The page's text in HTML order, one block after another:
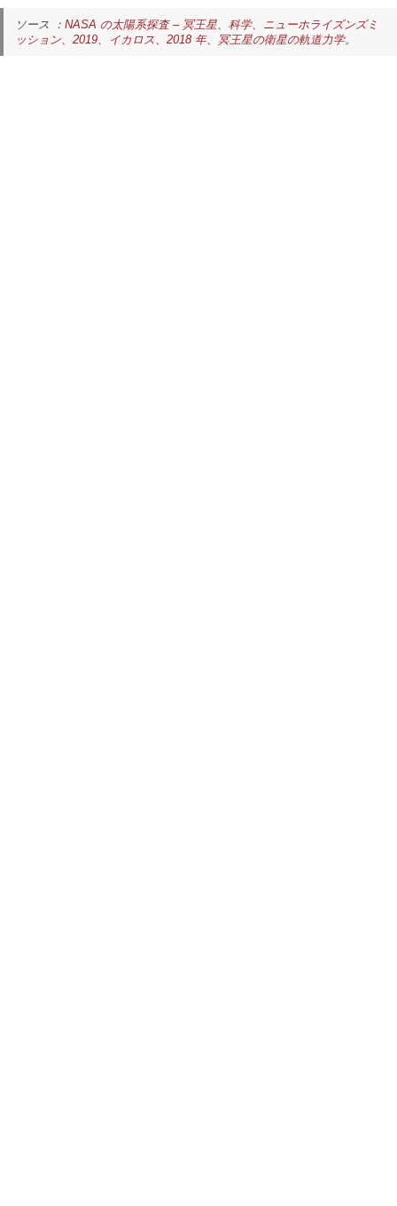
ソース ： NASA の太陽系探査 – 冥王星、 科学、ニューホライズンズミ
ッション、2019、 イカロス、2018 年、冥王星の衛星の軌道力学。